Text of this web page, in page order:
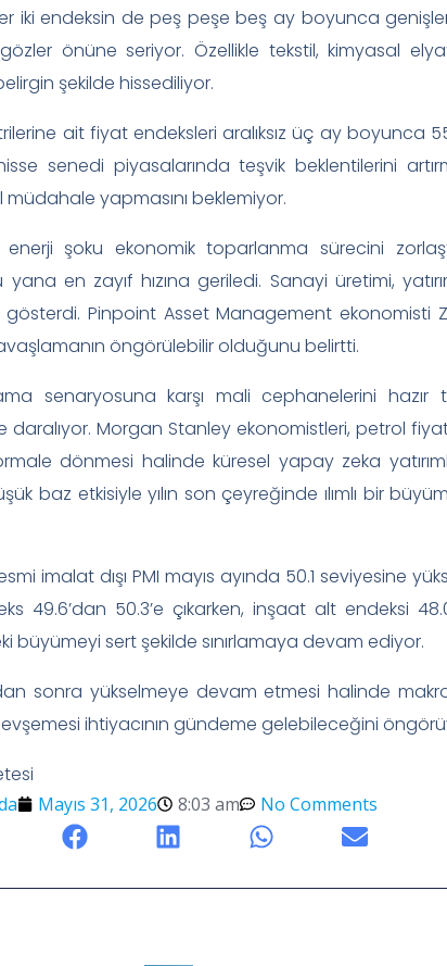
iki endeksin de peş peşe beş ay boyunca
gözler önüne seriyor. Özellikle tekstil, kimyasal
şekilde hissediliyor.
ait fiyat endeksleri aralıksız üç ay boyunca
senedi piyasalarında teşvik beklentilerini
yapmasını beklemiyor.
şoku ekonomik toparlanma sürecini
en zayıf hızına geriledi. Sanayi üretimi,
Pinpoint Asset Management ekonomisti
öngörülebilir olduğunu belirtti.
senaryosuna karşı mali cephanelerini hazır
Morgan Stanley ekonomistleri, petrol
dönmesi halinde küresel yapay zeka
baz etkisiyle yılın son çeyreğinde ılımlı bir
imalat dışı PMI mayıs ayında 50.1 seviyesine
49.6’dan 50.3’e çıkarken, inşaat alt endeksi
sert şekilde sınırlamaya devam ediyor.
sonra yükselmeye devam etmesi halinde
ihtiyacının gündeme gelebileceğini
Mayıs 31, 2026 8:03 am No Comments